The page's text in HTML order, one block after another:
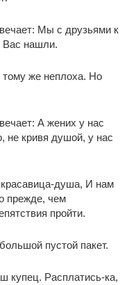
Мы с друзьями к
Вас нашли.
тому же неплоха. Но
А жених у нас
не кривя душой, у нас
душа, И нам
прежде, чем
пройти.
пустой пакет.
Расплатись-ка,